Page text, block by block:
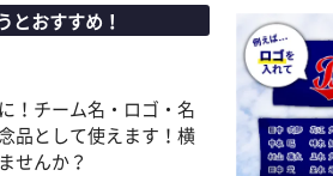
とおすすめ！
！チーム名・ロゴ・名
品として使えます！横
せんか？